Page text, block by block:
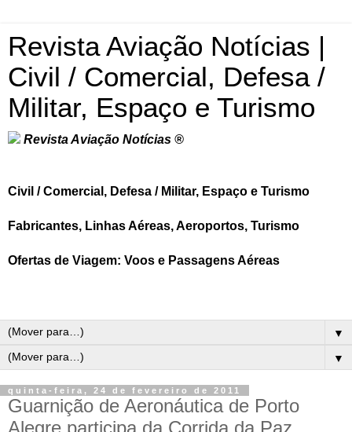
Revista Aviação Notícias |
Civil / Comercial, Defesa /
Militar, Espaço e Turismo
Revista Aviação Notícias ®
Civil / Comercial, Defesa / Militar, Espaço e Turismo
Fabricantes, Linhas Aéreas, Aeroportos, Turismo
Ofertas de Viagem: Voos e Passagens Aéreas
▼
▼
quinta-feira, 24 de fevereiro de 2011
Guarnição de Aeronáutica de Porto
Alegre participa da Corrida da Paz